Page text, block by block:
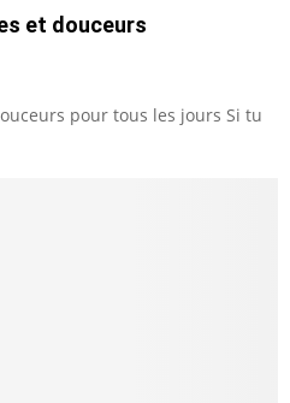
et douceurs
pour tous les jours Si tu